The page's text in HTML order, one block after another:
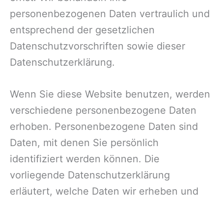
personenbezogenen Daten vertraulich und
entsprechend der gesetzlichen
Datenschutzvorschriften sowie dieser
Datenschutzerklärung.
Wenn Sie diese Website benutzen, werden
verschiedene personenbezogene Daten
erhoben. Personenbezogene Daten sind
Daten, mit denen Sie persönlich
identifiziert werden können. Die
vorliegende Datenschutzerklärung
erläutert, welche Daten wir erheben und